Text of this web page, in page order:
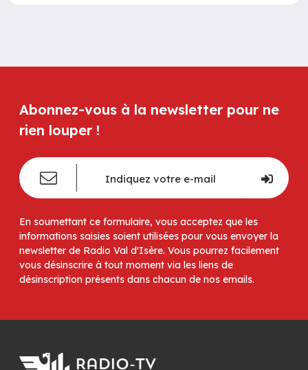
Abonnez-vous à la newsletter pour ne
rien louper !
En soumettant ce formulaire, vous acceptez que les
informations saisies soient utilisées pour vous envoyer la
newsletter de Radio Val d'Isère. Vous pourrez facilement
vous désinscrire à tout moment via les liens de
désinscription présents dans chacun de nos emails.